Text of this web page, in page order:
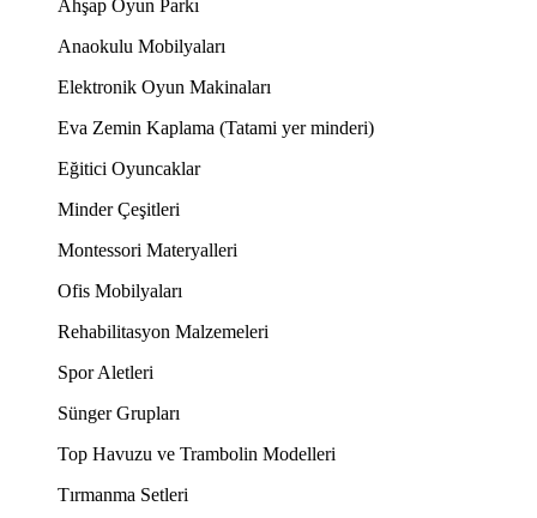
Ahşap Oyun Parkı
Anaokulu Mobilyaları
Elektronik Oyun Makinaları
Eva Zemin Kaplama (Tatami yer minderi)
Eğitici Oyuncaklar
Minder Çeşitleri
Montessori Materyalleri
Ofis Mobilyaları
Rehabilitasyon Malzemeleri
Spor Aletleri
Sünger Grupları
Top Havuzu ve Trambolin Modelleri
Tırmanma Setleri